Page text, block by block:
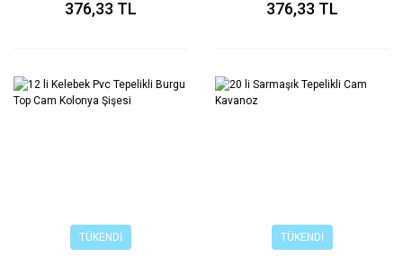
376,33 TL 376,33 TL
TÜKENDİ TÜKENDİ